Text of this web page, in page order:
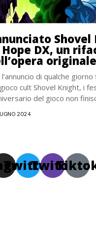
Shovel
DX, un
l’annuncio di qualche
cult Shovel Knight, i
del gioco non
2024
TwitterTwitch